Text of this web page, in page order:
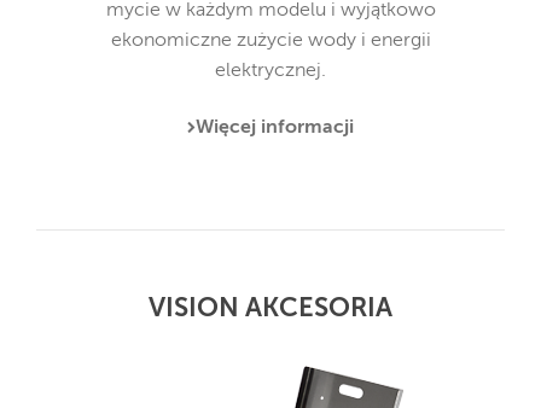
mycie w każdym modelu i wyjątkowo
ekonomiczne zużycie wody i energii
elektrycznej.
Więcej informacji
VISION AKCESORIA